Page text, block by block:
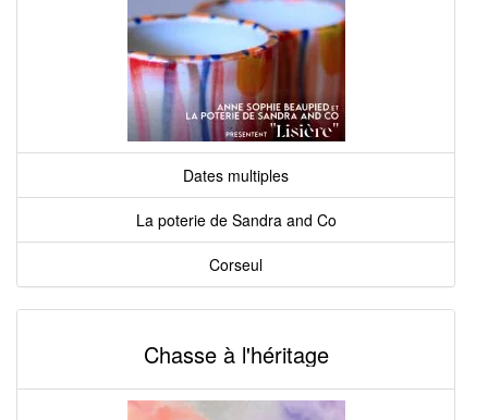
Dates multiples
La poterie de Sandra and Co
Corseul
Chasse à l'héritage